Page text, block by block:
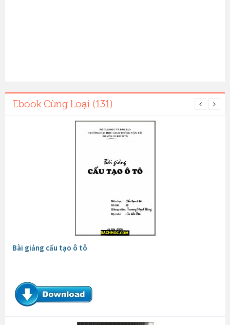
Ebook Cùng Loại (131)
Bài giảng cấu tạo ô tô